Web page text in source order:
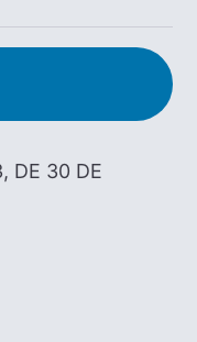
DE 30 DE